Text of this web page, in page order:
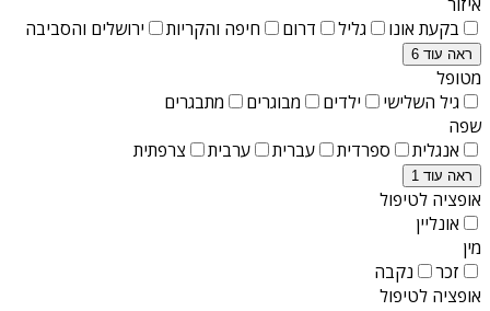
בקעת אונו
גליל דרום חיפה והקריות ירושלים והסביבה
ראה עוד 6
מטופל
גיל השלישי
ילדים מבוגרים
מתבגרים
שפה
אנגלית
ספרדית עברית ערבית צרפתית
ראה עוד 1
אופציה לטיפול
אונליין
מין
זכר
נקבה
אופציה לטיפול